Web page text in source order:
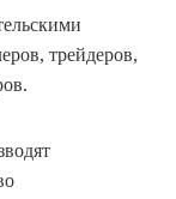
трейдеров,